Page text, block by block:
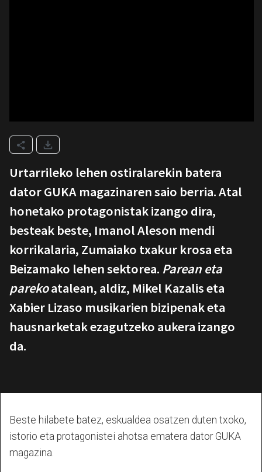
Urtarrileko lehen ostiralarekin batera
dator GUKA magazinaren saio berria. Atal
honetako protagonistak izango dira,
besteak beste, Imanol Aleson mendi
korrikalaria, Zumaiako txakur krosa eta
Beizamako lehen sektorea. Parean eta
parekoatalean, aldiz, Mikel Kazalis eta
Xabier Lizaso musikarien bizipenak eta
hausnarketak ezagutzeko aukera izango
da.
Beste hilabete batez, eskualdea osatzen duten txoko,
istorio eta protagonistei ahotsa ematera dator GUKA
magazina.